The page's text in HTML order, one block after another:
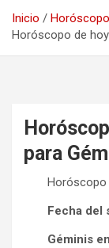
Inicio Horóscopo
Horóscopo de
para
Horóscopo
Fecha del
Géminis